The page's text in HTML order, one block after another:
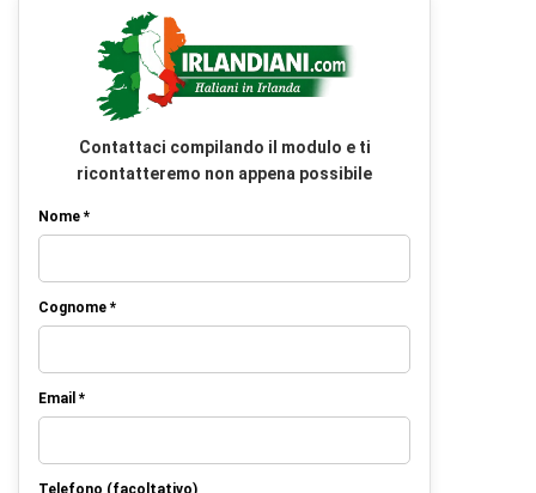
Contattaci compilando il modulo e ti
ricontatteremo non appena possibile
Nome *
Cognome *
Email *